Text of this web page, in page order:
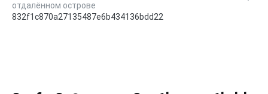
отдалённом острове
832f1c870a27135487e6b434136bdd22